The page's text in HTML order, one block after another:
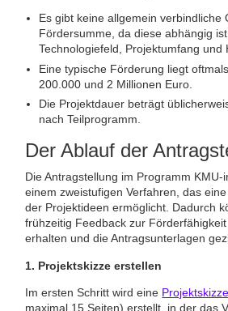
Es gibt keine allgemein verbindliche
Fördersumme, da diese abhängig
Technologiefeld, Projektumfang und
Eine typische Förderung liegt
200.000 und 2 Millionen Euro.
Die Projektdauer beträgt
nach Teilprogramm.
Der Ablauf der
Die Antragstellung im Programm KMU-
einem zweistufigen Verfahren, das
der Projektideen ermöglicht. Dadurch
frühzeitig Feedback zur
erhalten und die Antragsunterlagen
1. Projektskizze erstellen
Im ersten Schritt wird eine Projektskizze
maximal 15 Seiten) erstellt, in der das